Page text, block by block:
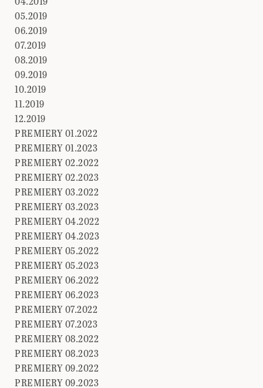
05.2019
06.2019
07.2019
08.2019
09.2019
10.2019
11.2019
12.2019
PREMIERY 01.2022
PREMIERY 01.2023
PREMIERY 02.2022
PREMIERY 02.2023
PREMIERY 03.2022
PREMIERY 03.2023
PREMIERY 04.2022
PREMIERY 04.2023
PREMIERY 05.2022
PREMIERY 05.2023
PREMIERY 06.2022
PREMIERY 06.2023
PREMIERY 07.2022
PREMIERY 07.2023
PREMIERY 08.2022
PREMIERY 08.2023
PREMIERY 09.2022
PREMIERY 09.2023